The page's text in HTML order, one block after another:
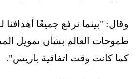
وقال: "بينما نرفع جميعًا أهدافنا
طموحات العالم بشأن تمويل
كما كانت وقت اتفاقية باريس".